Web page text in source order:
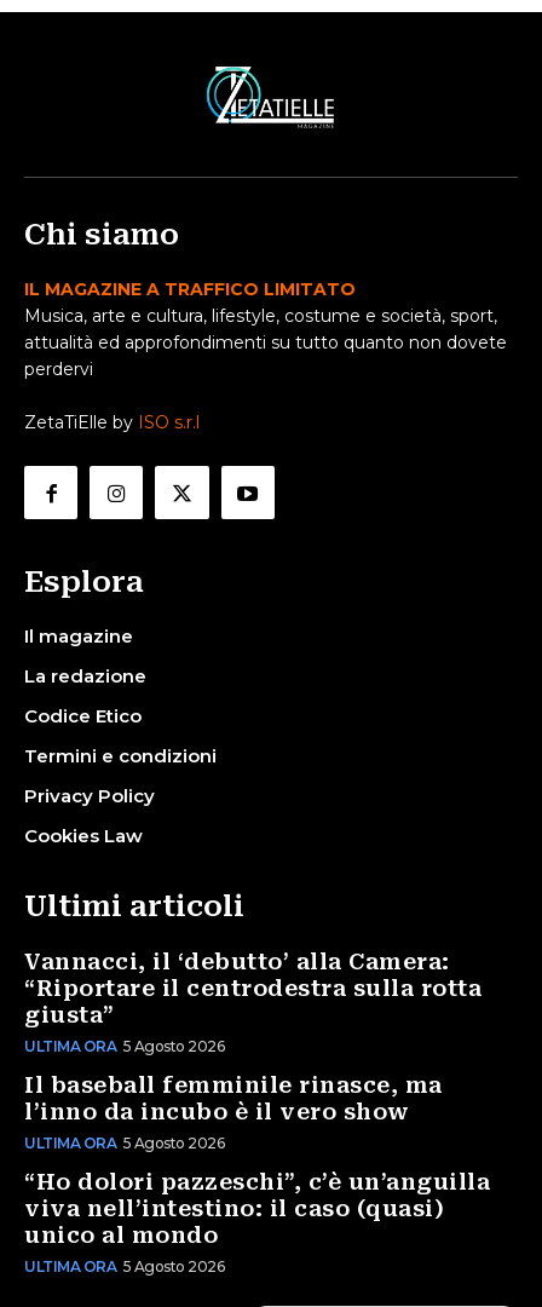
Chi siamo
IL MAGAZINE A TRAFFICO LIMITATO
Musica, arte e cultura, lifestyle, costume e società, sport,
attualità ed approfondimenti su tutto quanto non dovete
perdervi
ZetaTiElle by ISO s.r.l
Esplora
Il magazine
La redazione
Codice Etico
Termini e condizioni
Privacy Policy
Cookies Law
Ultimi articoli
Vannacci, il ‘debutto’ alla Camera:
“Riportare il centrodestra sulla rotta
giusta”
ULTIMA ORA 5 Agosto 2026
Il baseball femminile rinasce, ma
l’inno da incubo è il vero show
ULTIMA ORA 5 Agosto 2026
“Ho dolori pazzeschi”, c’è un’anguilla
viva nell’intestino: il caso (quasi)
unico al mondo
ULTIMA ORA 5 Agosto 2026